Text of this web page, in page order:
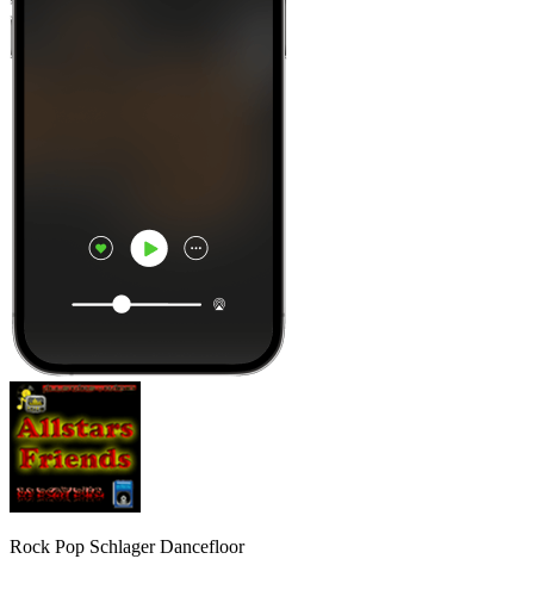
Rock Pop Schlager Dancefloor